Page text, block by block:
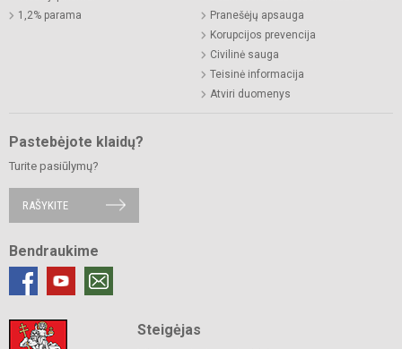
1,2% parama
Pranešėjų apsauga
Korupcijos prevencija
Civilinė sauga
Teisinė informacija
Atviri duomenys
Pastebėjote klaidų?
Turite pasiūlymų?
RAŠYKITE
Bendraukime
Steigėjas